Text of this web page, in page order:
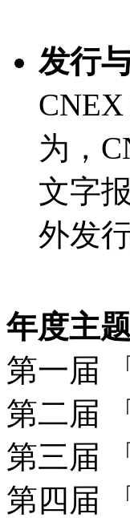
发行
为，
文字
外发
年度主题
第一届
第二届
第三届
第四届